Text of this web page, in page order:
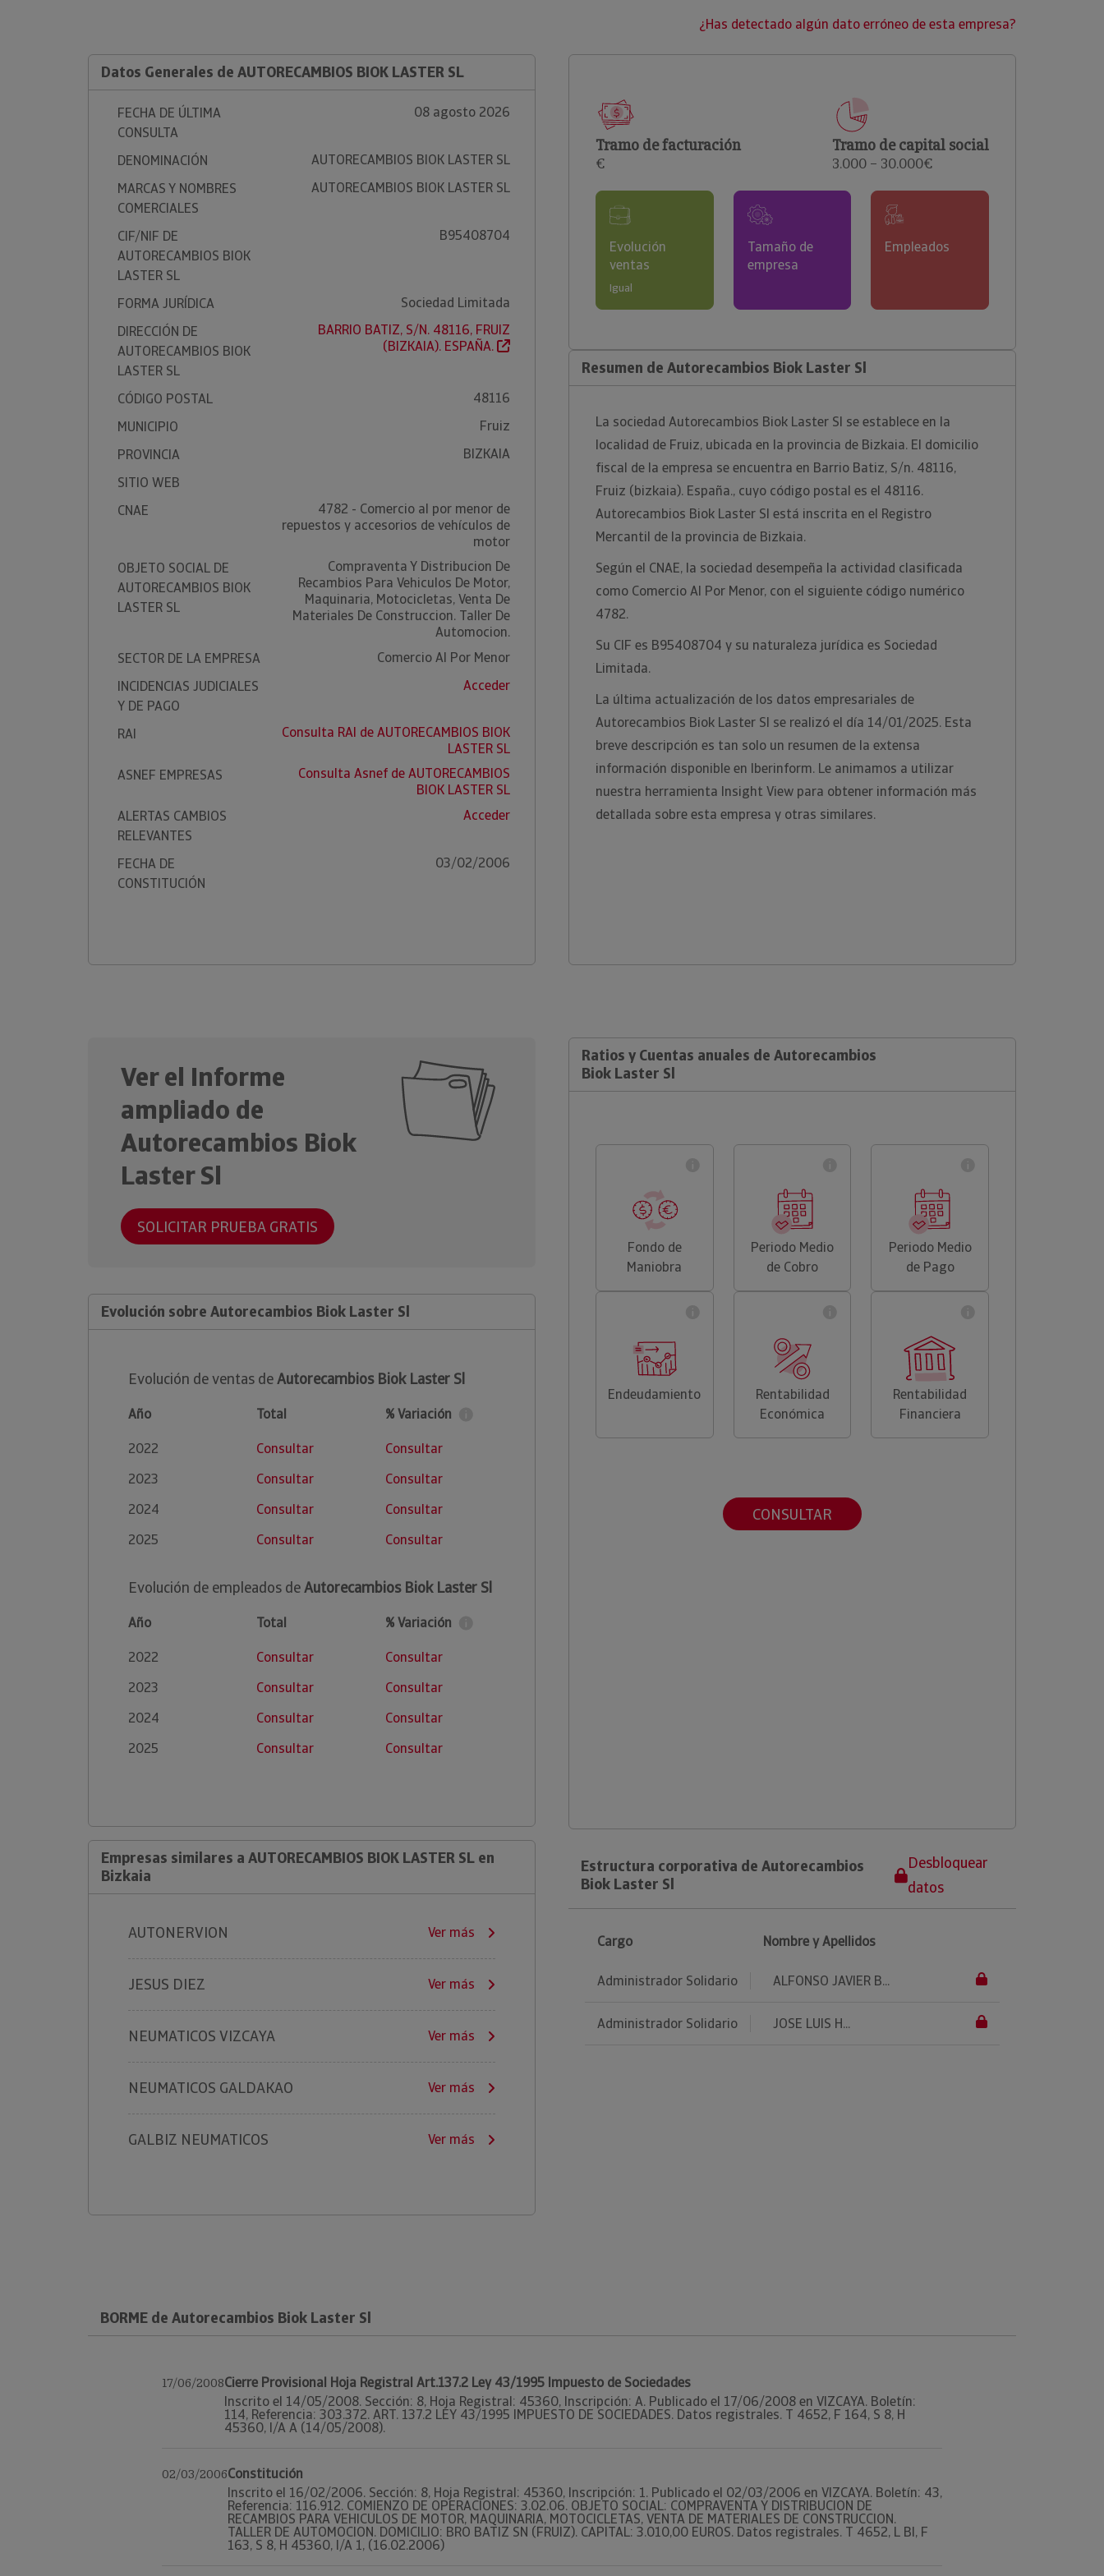
clientes.
¿Has detectado algún dato erróneo de esta empresa?
Datos Generales de AUTORECAMBIOS BIOK LASTER SL
FECHA DE ÚLTIMA
CONSULTA
08 agosto 2026
DENOMINACIÓN
AUTORECAMBIOS BIOK LASTER SL
MARCAS Y NOMBRES
COMERCIALES
AUTORECAMBIOS BIOK LASTER SL
CIF/NIF DE
AUTORECAMBIOS BIOK
LASTER SL
B95408704
FORMA JURÍDICA
Sociedad Limitada
DIRECCIÓN DE
AUTORECAMBIOS BIOK
LASTER SL
BARRIO BATIZ, S/N. 48116, FRUIZ
(BIZKAIA). ESPAÑA.
CÓDIGO POSTAL
48116
MUNICIPIO
Fruiz
PROVINCIA
BIZKAIA
SITIO WEB
CNAE
4782 - Comercio al por menor de
repuestos y accesorios de vehículos de
motor
OBJETO SOCIAL DE
AUTORECAMBIOS BIOK
LASTER SL
Compraventa Y Distribucion De
Recambios Para Vehiculos De Motor,
Maquinaria, Motocicletas, Venta De
Materiales De Construccion. Taller De
Automocion.
SECTOR DE LA EMPRESA
Comercio Al Por Menor
INCIDENCIAS JUDICIALES
Y DE PAGO
Acceder
RAI
Consulta RAI de AUTORECAMBIOS BIOK
LASTER SL
ASNEF EMPRESAS
Consulta Asnef de AUTORECAMBIOS
BIOK LASTER SL
ALERTAS CAMBIOS
RELEVANTES
Acceder
FECHA DE
CONSTITUCIÓN
03/02/2006
Tramo de facturación
€
Tramo de capital social
3.000 – 30.000€
Evolución
ventas
Igual
Tamaño de
empresa
Empleados
Resumen de Autorecambios Biok Laster Sl
La sociedad Autorecambios Biok Laster Sl se establece en la
localidad de Fruiz, ubicada en la provincia de Bizkaia. El domicilio
fiscal de la empresa se encuentra en Barrio Batiz, S/n. 48116,
Fruiz (bizkaia). España., cuyo código postal es el 48116.
Autorecambios Biok Laster Sl está inscrita en el Registro
Mercantil de la provincia de Bizkaia.
Según el CNAE, la sociedad desempeña la actividad clasificada
como Comercio Al Por Menor, con el siguiente código numérico
4782.
Su CIF es B95408704 y su naturaleza jurídica es Sociedad
Limitada.
La última actualización de los datos empresariales de
Autorecambios Biok Laster Sl se realizó el día 14/01/2025. Esta
breve descripción es tan solo un resumen de la extensa
información disponible en Iberinform. Le animamos a utilizar
nuestra herramienta Insight View para obtener información más
detallada sobre esta empresa y otras similares.
Ver el Informe
ampliado de
Autorecambios Biok
Laster Sl
SOLICITAR PRUEBA GRATIS
Evolución sobre Autorecambios Biok Laster Sl
Evolución de ventas deAutorecambios Biok Laster Sl
Año Total
% Variación
2022
Consultar
Consultar
2023
Consultar
Consultar
2024
Consultar
Consultar
2025
Consultar Consultar
Evolución de empleados deAutorecambios Biok Laster Sl
Año Total
% Variación
2022
Consultar
Consultar
2023
Consultar
Consultar
2024
Consultar
Consultar
2025
Consultar Consultar
Empresas similares a AUTORECAMBIOS BIOK LASTER SL en
Bizkaia
AUTONERVION Ver más
JESUS DIEZ Ver más
NEUMATICOS VIZCAYA Ver más
NEUMATICOS GALDAKAO Ver más
GALBIZ NEUMATICOS Ver más
Ratios y Cuentas anuales de Autorecambios
Biok Laster Sl
Fondo de
Maniobra
Periodo Medio
de Cobro
Periodo Medio
de Pago
Endeudamiento
Rentabilidad
Económica
Rentabilidad
Financiera
CONSULTAR
Estructura corporativa de Autorecambios
Biok Laster Sl
Desbloquear
datos
Cargo Nombre y Apellidos
Administrador Solidario ALFONSO JAVIER B...
Administrador Solidario JOSE LUIS H...
BORME de Autorecambios Biok Laster Sl
17/06/2008Cierre Provisional Hoja Registral Art.137.2 Ley 43/1995 Impuesto de Sociedades
Inscrito el 14/05/2008. Sección: 8, Hoja Registral: 45360, Inscripción: A. Publicado el 17/06/2008 en VIZCAYA. Boletín:
114, Referencia: 303.372. ART. 137.2 LEY 43/1995 IMPUESTO DE SOCIEDADES. Datos registrales. T 4652, F 164, S 8, H
45360, I/A A (14/05/2008).
02/03/2006Constitución
Inscrito el 16/02/2006. Sección: 8, Hoja Registral: 45360, Inscripción: 1. Publicado el 02/03/2006 en VIZCAYA. Boletín: 43,
Referencia: 116.912. COMIENZO DE OPERACIONES: 3.02.06. OBJETO SOCIAL: COMPRAVENTA Y DISTRIBUCION DE
RECAMBIOS PARA VEHICULOS DE MOTOR, MAQUINARIA, MOTOCICLETAS, VENTA DE MATERIALES DE CONSTRUCCION.
TALLER DE AUTOMOCION. DOMICILIO: BRO BATIZ SN (FRUIZ). CAPITAL: 3.010,00 EUROS. Datos registrales. T 4652, L BI, F
163, S 8, H 45360, I/A 1, (16.02.2006)